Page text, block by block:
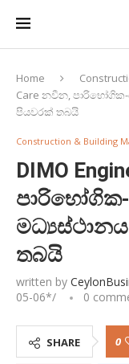
Home
Care නවීන,
පියවරක් තබයි
Construction & Building
DIMO
පාරිභෝගික-
තබයි
written by
05-06*/ 0
SHARE 0